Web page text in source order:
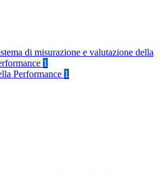
di misurazione e valutazione della
1
Performance 1